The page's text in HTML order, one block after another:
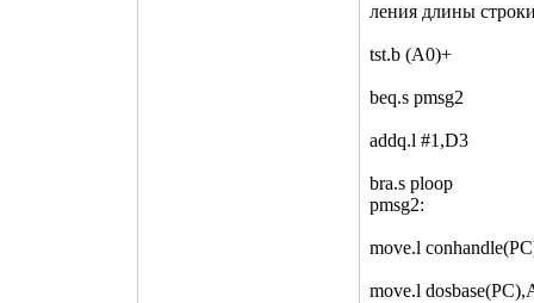
ления длины
tst.b (A0)+
beq.s pmsg2
addq.l #1,D3
bra.s ploop
pmsg2:
move.l
move.l